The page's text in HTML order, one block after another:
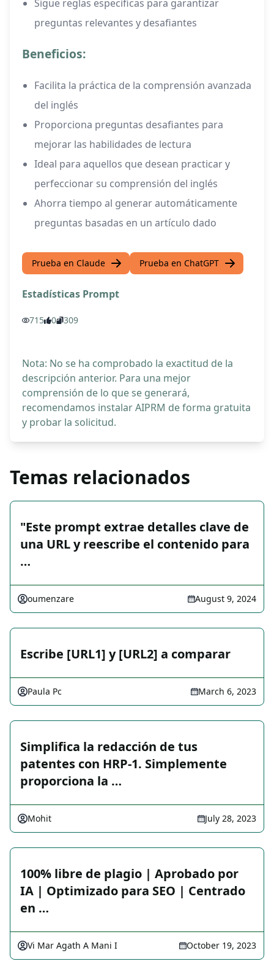
Sigue reglas específicas para garantizar
preguntas relevantes y desafiantes
Beneficios:
Facilita la práctica de la comprensión avanzada
del inglés
Proporciona preguntas desafiantes para
mejorar las habilidades de lectura
Ideal para aquellos que desean practicar y
perfeccionar su comprensión del inglés
Ahorra tiempo al generar automáticamente
preguntas basadas en un artículo dado
Prueba en Claude Prueba en ChatGPT
Estadísticas Prompt
715 0 309
Nota: No se ha comprobado la exactitud de la
descripción anterior. Para una mejor
comprensión de lo que se generará,
recomendamos instalar AIPRM de forma gratuita
y probar la solicitud.
Temas relacionados
"Este prompt extrae detalles clave de
una URL y reescribe el contenido para
…
oumenzare August 9, 2024
Escribe [URL1] y [URL2] a comparar
Paula Pc March 6, 2023
Simplifica la redacción de tus
patentes con HRP-1. Simplemente
proporciona la …
Mohit July 28, 2023
100% libre de plagio | Aprobado por
IA | Optimizado para SEO | Centrado
en …
Vi Mar Agath A Mani I October 19, 2023